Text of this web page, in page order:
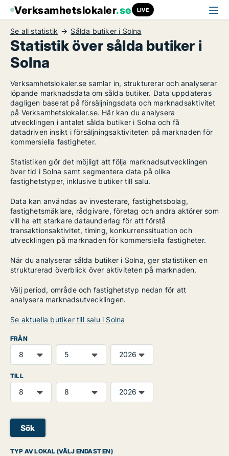
Verksamhetslokaler.se LIVE
Se all statistik Sålda butiker i Solna
Statistik över sålda butiker i
Solna
Verksamhetslokaler.se samlar in, strukturerar och analyserar
löpande marknadsdata om sålda butiker. Data uppdateras
dagligen baserat på försäljningsdata och marknadsaktivitet
på Verksamhetslokaler.se. Här kan du analysera
utvecklingen i antalet sålda butiker i Solna och få
datadriven insikt i försäljningsaktiviteten på marknaden för
kommersiella fastigheter.
Statistiken gör det möjligt att följa marknadsutvecklingen
över tid i Solna samt segmentera data på olika
fastighetstyper, inklusive butiker till salu.
Data kan användas av investerare, fastighetsbolag,
fastighetsmäklare, rådgivare, företag och andra aktörer som
vill ha ett starkare dataunderlag för att förstå
transaktionsaktivitet, timing, konkurrenssituation och
utvecklingen på marknaden för kommersiella fastigheter.
När du analyserar sålda butiker i Solna, ger statistiken en
strukturerad överblick över aktiviteten på marknaden.
Välj period, område och fastighetstyp nedan för att
analysera marknadsutvecklingen.
Se aktuella butiker till salu i Solna
FRÅN
TILL
Sök
TYP AV LOKAL (VÄLJ ENDAST EN)